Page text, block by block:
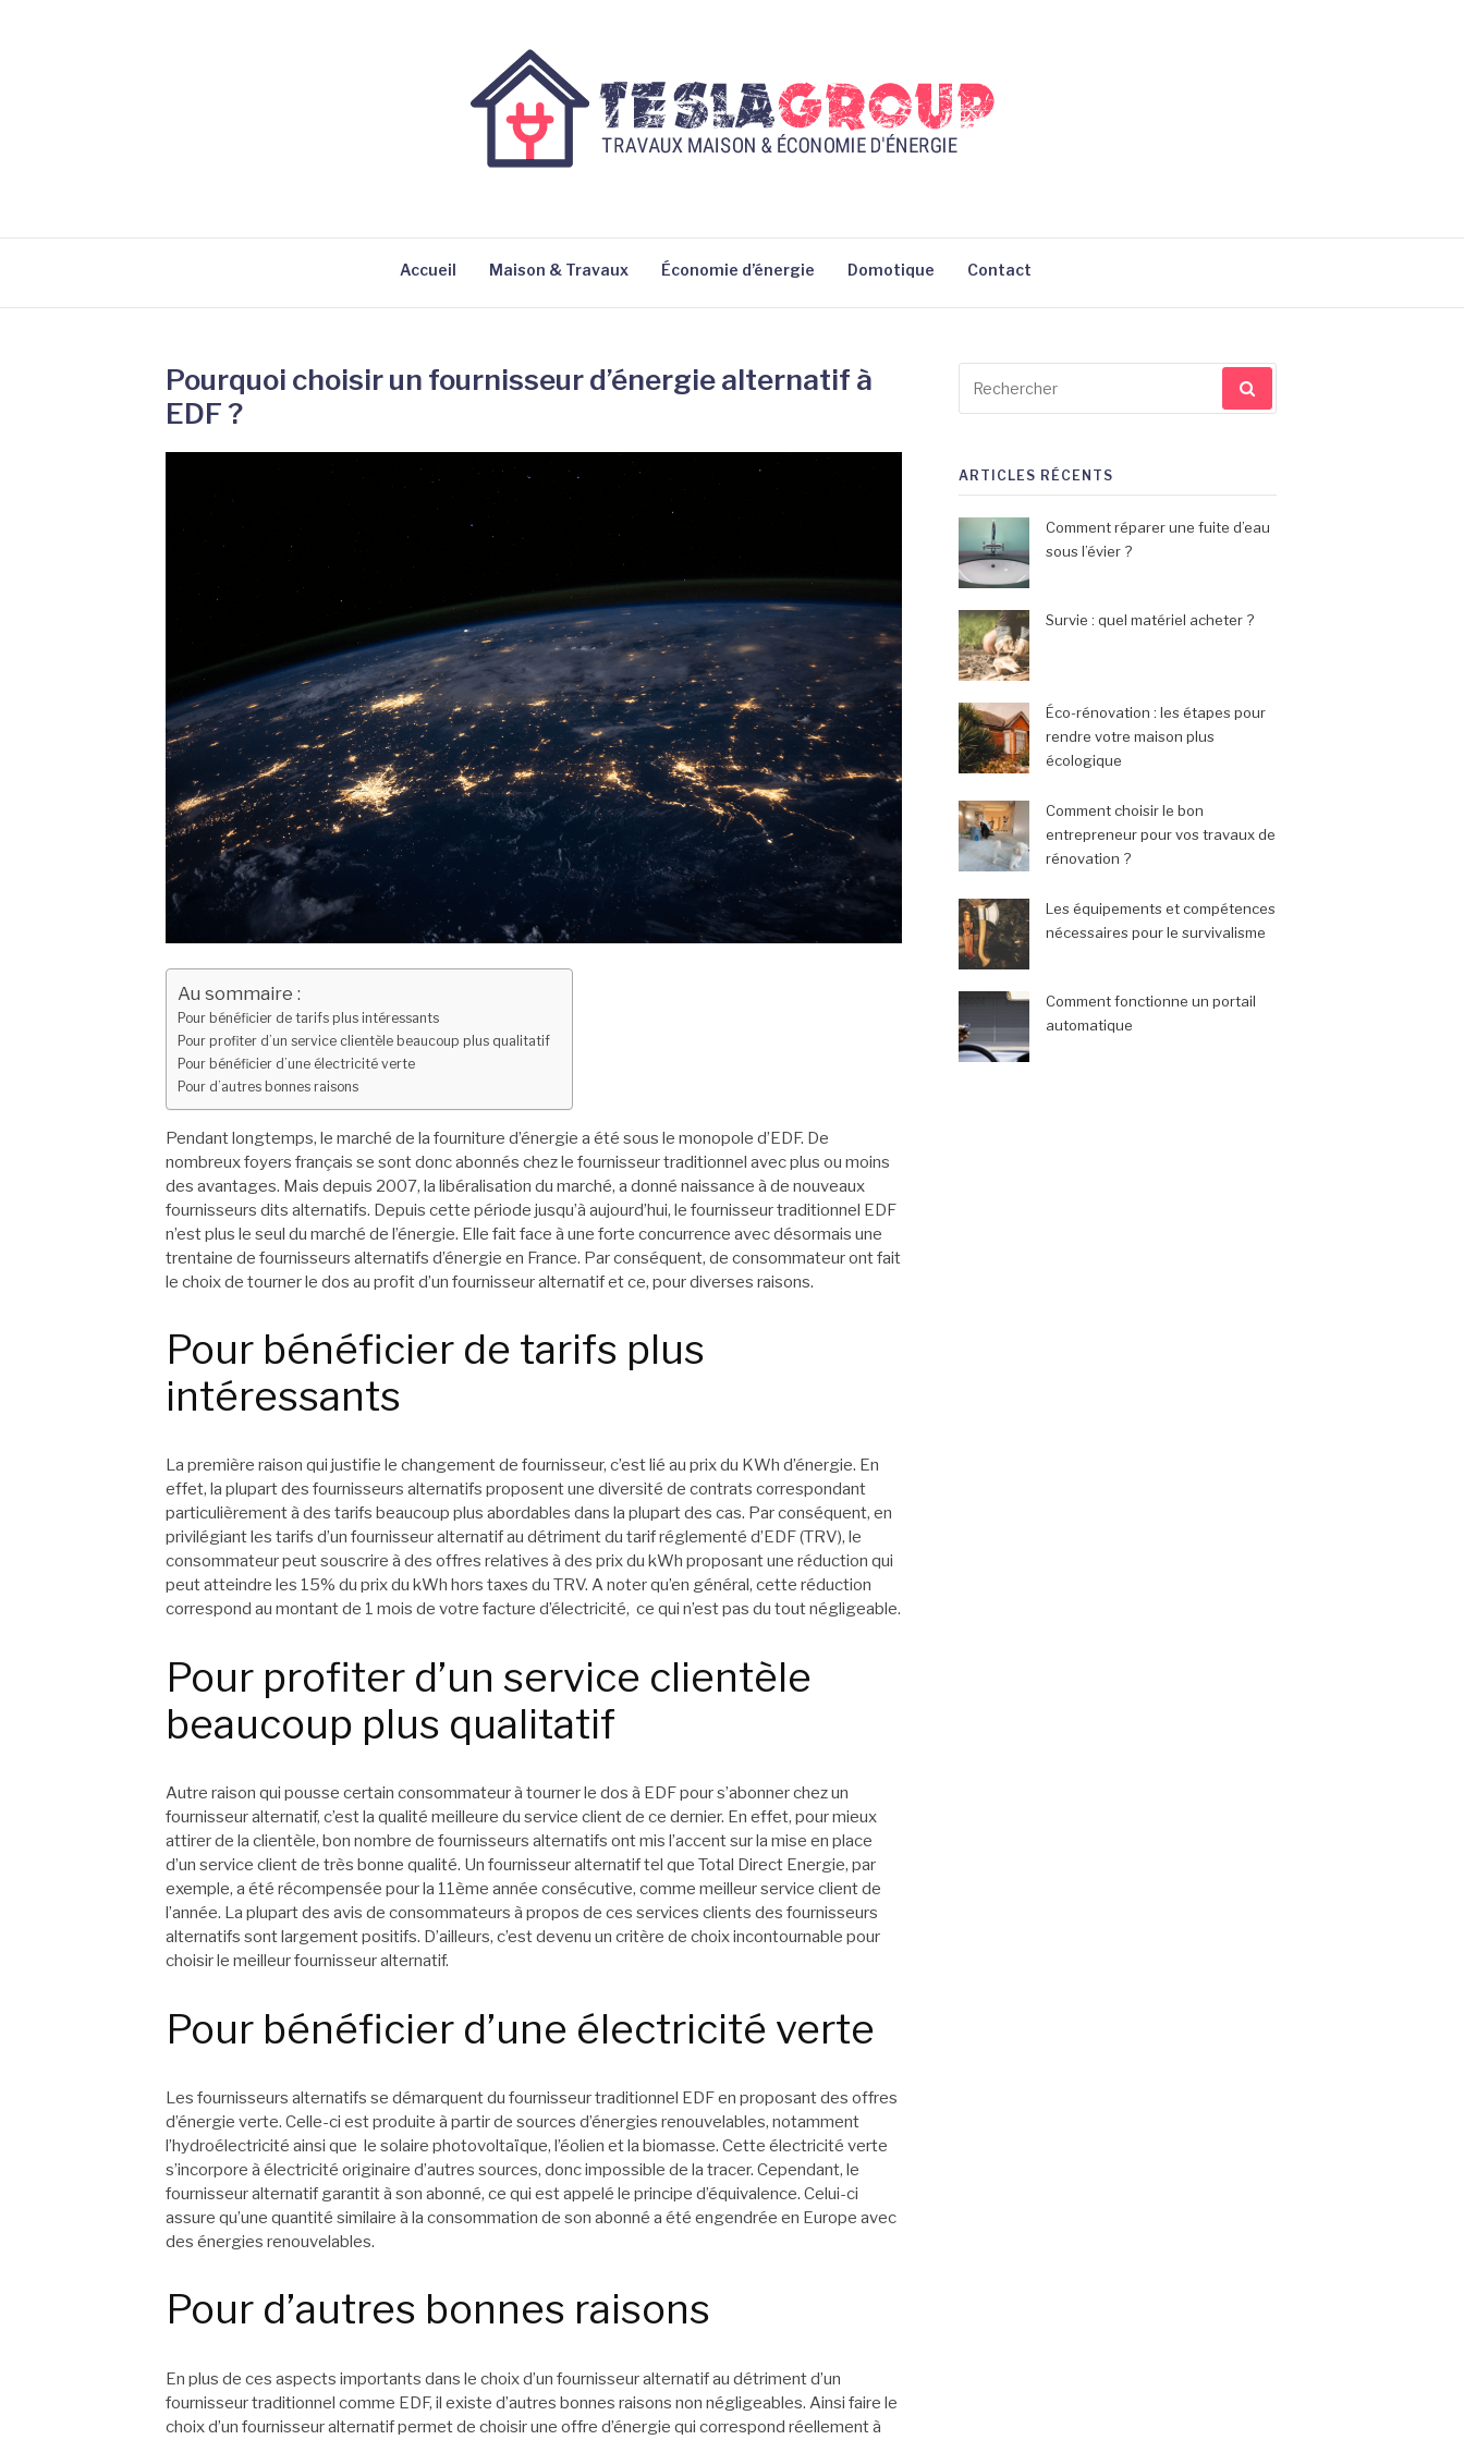
Accueil Maison & Travaux Économie d’énergie Domotique Contact
Pourquoi choisir un fournisseur d’énergie alternatif à
EDF ?
Au sommaire :
Pour bénéficier de tarifs plus intéressants
Pour profiter d’un service clientèle beaucoup plus qualitatif
Pour bénéficier d’une électricité verte
Pour d’autres bonnes raisons
Pendant longtemps, le marché de la fourniture d’énergie a été sous le monopole d’EDF. De
nombreux foyers français se sont donc abonnés chez le fournisseur traditionnel avec plus ou moins
des avantages. Mais depuis 2007, la libéralisation du marché, a donné naissance à de nouveaux
fournisseurs dits alternatifs. Depuis cette période jusqu’à aujourd’hui, le fournisseur traditionnel EDF
n’est plus le seul du marché de l’énergie. Elle fait face à une forte concurrence avec désormais une
trentaine de fournisseurs alternatifs d’énergie en France. Par conséquent, de consommateur ont fait
le choix de tourner le dos au profit d’un fournisseur alternatif et ce, pour diverses raisons.
Pour bénéficier de tarifs plus
intéressants
La première raison qui justifie le changement de fournisseur, c’est lié au prix du KWh d’énergie. En
effet, la plupart des fournisseurs alternatifs proposent une diversité de contrats correspondant
particulièrement à des tarifs beaucoup plus abordables dans la plupart des cas. Par conséquent, en
privilégiant les tarifs d’un fournisseur alternatif au détriment du tarif réglementé d’EDF (TRV), le
consommateur peut souscrire à des offres relatives à des prix du kWh proposant une réduction qui
peut atteindre les 15% du prix du kWh hors taxes du TRV. A noter qu’en général, cette réduction
correspond au montant de 1 mois de votre facture d’électricité, ce qui n’est pas du tout négligeable.
Pour profiter d’un service clientèle
beaucoup plus qualitatif
Autre raison qui pousse certain consommateur à tourner le dos à EDF pour s’abonner chez un
fournisseur alternatif, c’est la qualité meilleure du service client de ce dernier. En effet, pour mieux
attirer de la clientèle, bon nombre de fournisseurs alternatifs ont mis l’accent sur la mise en place
d’un service client de très bonne qualité. Un fournisseur alternatif tel que Total Direct Energie, par
exemple, a été récompensée pour la 11ème année consécutive, comme meilleur service client de
l’année. La plupart des avis de consommateurs à propos de ces services clients des fournisseurs
alternatifs sont largement positifs. D’ailleurs, c’est devenu un critère de choix incontournable pour
choisir le meilleur fournisseur alternatif.
Pour bénéficier d’une électricité verte
Les fournisseurs alternatifs se démarquent du fournisseur traditionnel EDF en proposant des offres
d’énergie verte. Celle-ci est produite à partir de sources d’énergies renouvelables, notamment
l’hydroélectricité ainsi que le solaire photovoltaïque, l’éolien et la biomasse. Cette électricité verte
s’incorpore à électricité originaire d’autres sources, donc impossible de la tracer. Cependant, le
fournisseur alternatif garantit à son abonné, ce qui est appelé le principe d’équivalence. Celui-ci
assure qu’une quantité similaire à la consommation de son abonné a été engendrée en Europe avec
des énergies renouvelables.
Pour d’autres bonnes raisons
En plus de ces aspects importants dans le choix d’un fournisseur alternatif au détriment d’un
fournisseur traditionnel comme EDF, il existe d’autres bonnes raisons non négligeables. Ainsi faire le
choix d’un fournisseur alternatif permet de choisir une offre d’énergie qui correspond réellement à
pour
ARTICLES RÉCENTS
Comment réparer une fuite d’eau
sous l’évier ?
Survie : quel matériel acheter ?
Éco-rénovation : les étapes pour
rendre votre maison plus
écologique
Comment choisir le bon
entrepreneur pour vos travaux de
rénovation ?
Les équipements et compétences
nécessaires pour le survivalisme
Comment fonctionne un portail
automatique